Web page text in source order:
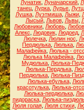
Лунатик Луначарский
танец Лурка Лурье Лутц
Лушка, Луэтмиша, Лыжи,
Лысый, Львов, Львы,
Любовники Любовь
Алекс
Людовик, Людоед,
Люлечка, Люлин нос
Пердюлька Люлька
Малафейка Люлька -
Люлька Малафейка
Мудюлька Люлька-
Люлька-Пердлька,
Пердюлька Люлька-
Люлька-ебулька,
красотулька Люлька-
Люлька-пердюлька,
пидораска, Люлька-
Люля голая, Люля стихи,